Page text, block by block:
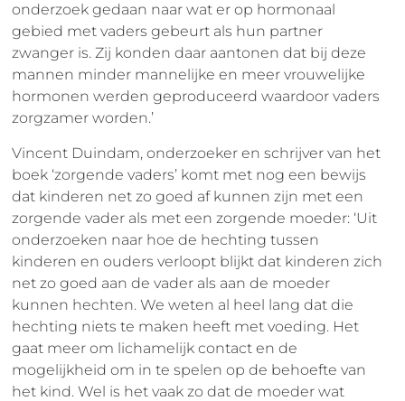
onderzoek gedaan naar wat er op hormonaal
gebied met vaders gebeurt als hun partner
zwanger is. Zij konden daar aantonen dat bij deze
mannen minder mannelijke en meer vrouwelijke
hormonen werden geproduceerd waardoor vaders
zorgzamer worden.’
Vincent Duindam, onderzoeker en schrijver van het
boek ‘zorgende vaders’ komt met nog een bewijs
dat kinderen net zo goed af kunnen zijn met een
zorgende vader als met een zorgende moeder: ‘Uit
onderzoeken naar hoe de hechting tussen
kinderen en ouders verloopt blijkt dat kinderen zich
net zo goed aan de vader als aan de moeder
kunnen hechten. We weten al heel lang dat die
hechting niets te maken heeft met voeding. Het
gaat meer om lichamelijk contact en de
mogelijkheid om in te spelen op de behoefte van
het kind. Wel is het vaak zo dat de moeder wat